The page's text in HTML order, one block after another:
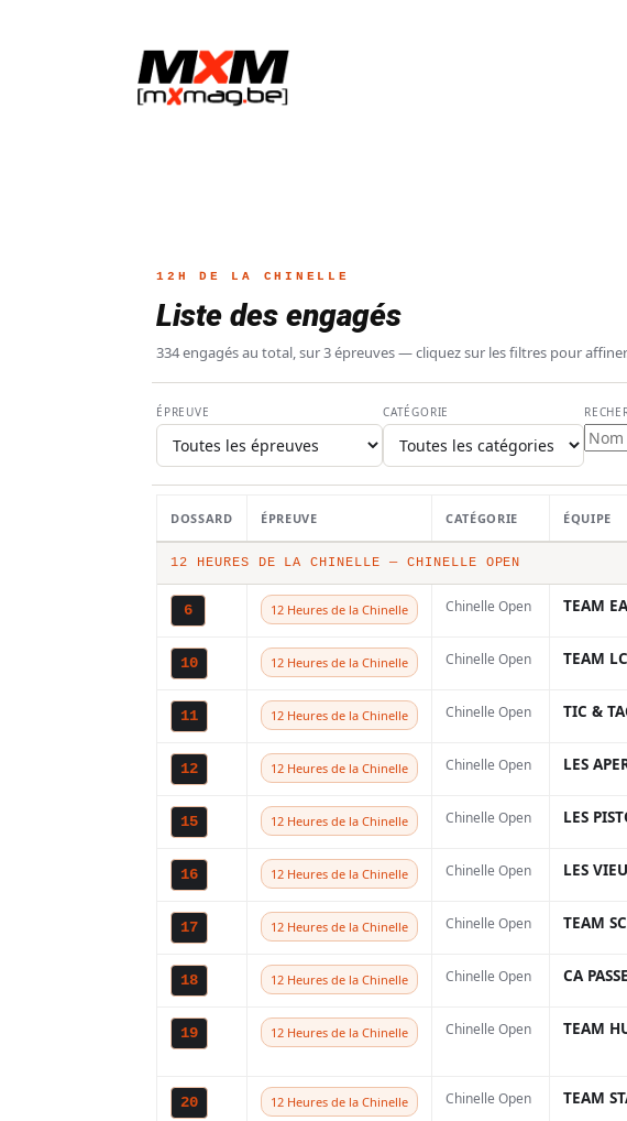
12H DE LA CHINELLE
Liste des engagés
334 engagés au total, sur 3 épreuves — cliquez sur les filtres pour
ÉPREUVE CATÉGORIE
DOSSARD ÉPREUVE CATÉGORIE ÉQUIPE
12 HEURES DE LA CHINELLE — CHINELLE OPEN
6 12 Heures de la Chinelle Chinelle Open TEAM
10 12 Heures de la Chinelle Chinelle Open TEAM
11 12 Heures de la Chinelle Chinelle Open TIC &
12 12 Heures de la Chinelle Chinelle Open LES
15 12 Heures de la Chinelle Chinelle Open LES
16 12 Heures de la Chinelle Chinelle Open LES
17 12 Heures de la Chinelle Chinelle Open TEAM
18 12 Heures de la Chinelle Chinelle Open CA
19 12 Heures de la Chinelle Chinelle Open TEAM
20 12 Heures de la Chinelle Chinelle Open TEAM
Glenn
: « Je veux offrir
Fantic sa
première
en GP ! »
6 MARS 2024 11